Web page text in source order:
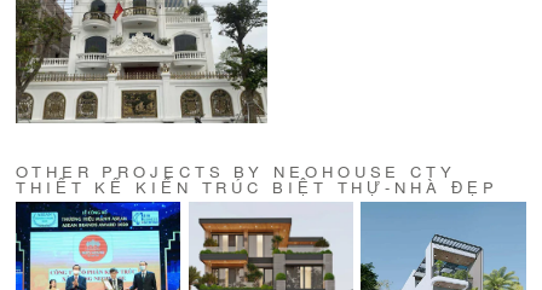
OTHER PROJECTS BY NEOHOUSE CTY
THIẾT KẾ KIẾN TRÚC BIỆT THỰ-NHÀ ĐẸP